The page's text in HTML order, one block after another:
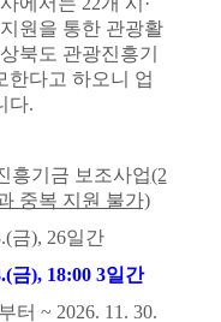
원을 통한 관광활
북도 관광진흥기
한다고 하오니 업
다.
흥기금 보조사업(2
중복 지원 불가)
금), 26일간
금), 18:00 3일간
터 ~ 2026. 11. 30.